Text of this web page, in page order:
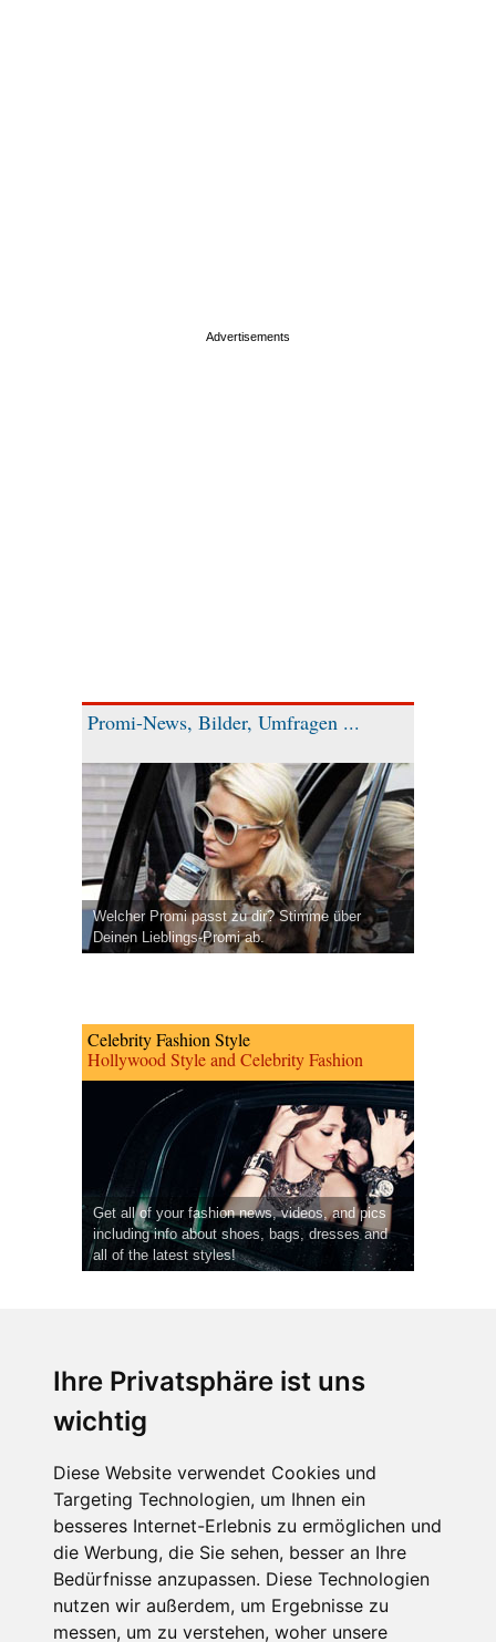
Ihre Privatsphäre ist uns
wichtig
Diese Website verwendet Cookies und
Targeting Technologien, um Ihnen ein
besseres Internet-Erlebnis zu ermöglichen und
die Werbung, die Sie sehen, besser an Ihre
Bedürfnisse anzupassen. Diese Technologien
nutzen wir außerdem, um Ergebnisse zu
messen, um zu verstehen, woher unsere
Promi-News, Bilder, Umfragen ...
Welcher Promi passt zu dir? Stimme über
Deinen Lieblings-Promi ab.
Celebrity Fashion Style
Hollywood Style and Celebrity Fashion
Get all of your fashion news, videos, and pics
including info about shoes, bags, dresses and
all of the latest styles!
CPost.org© 2013-2023 The Celebrity Post.
Terms of Use Privacy | Cookies Policy( Einstellungen ändern
About Us
Advertising
Contact Us